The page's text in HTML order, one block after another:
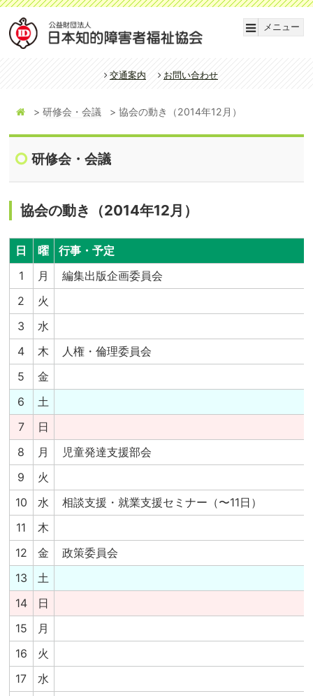
メニュー
交通案内 お問い合わせ
研修会・会議 協会の動き（2014年12月）
研修会・会議
協会の動き（2014年12月）
日 曜
行事・予定
1
月
編集出版企画委員会
2
火
3
水
4
木
人権・倫理委員会
5
金
6
土
7
日
8
月
児童発達支援部会
9
火
10
水
相談支援・就業支援セミナー（〜11日）
11
木
12
金
政策委員会
13
土
14
日
15
月
16
火
17
水